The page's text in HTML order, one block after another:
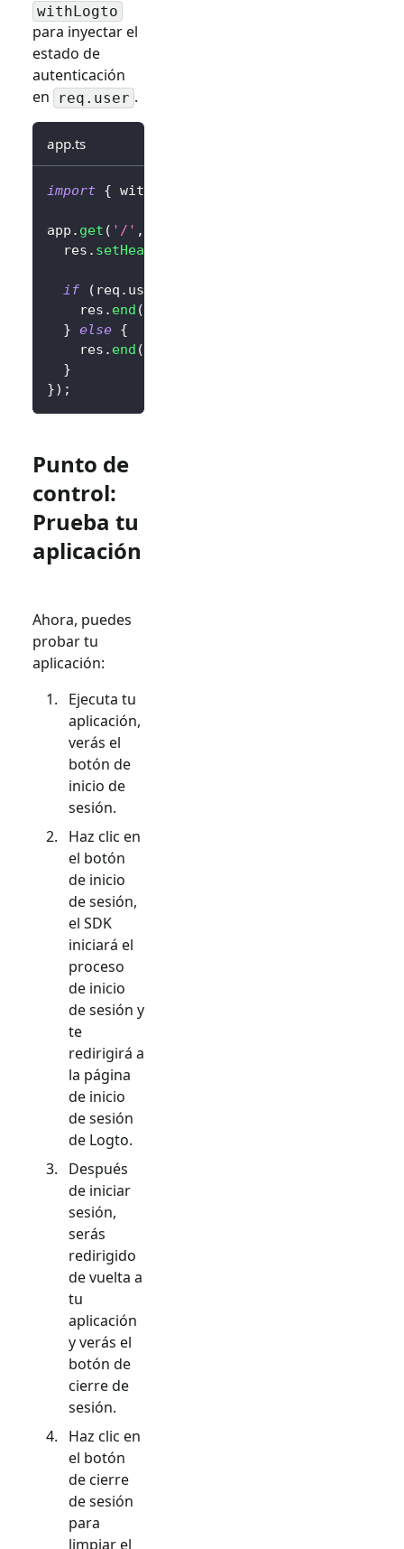
withLogto
para inyectar el
estado de
autenticación
en
req.user .
app.ts
import { withLogto
app . get ( '/' ,
  res
. setHeader
if ( req . user
    res
. end (
} else {
    res
. end (
}
}) ;
Punto de
control:
Prueba tu
aplicación
Ahora, puedes
probar tu
aplicación:
Ejecuta tu
aplicación,
verás el
botón de
inicio de
sesión.
Haz clic en
el botón
de inicio
de sesión,
el SDK
iniciará el
proceso
de inicio
de sesión y
te
redirigirá a
la página
de inicio
de sesión
de Logto.
Después
de iniciar
sesión,
serás
redirigido
de vuelta a
tu
aplicación
y verás el
botón de
cierre de
sesión.
Haz clic en
el botón
de cierre
de sesión
para
limpiar el